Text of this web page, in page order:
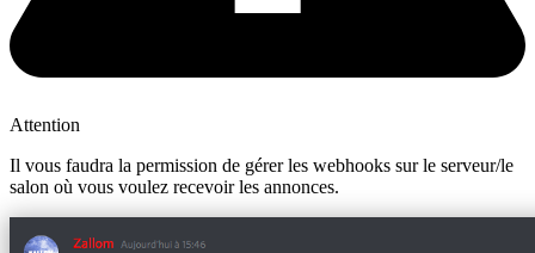
Attention
Il vous faudra la permission de gérer les webhooks sur le serveur/le
salon où vous voulez recevoir les annonces.